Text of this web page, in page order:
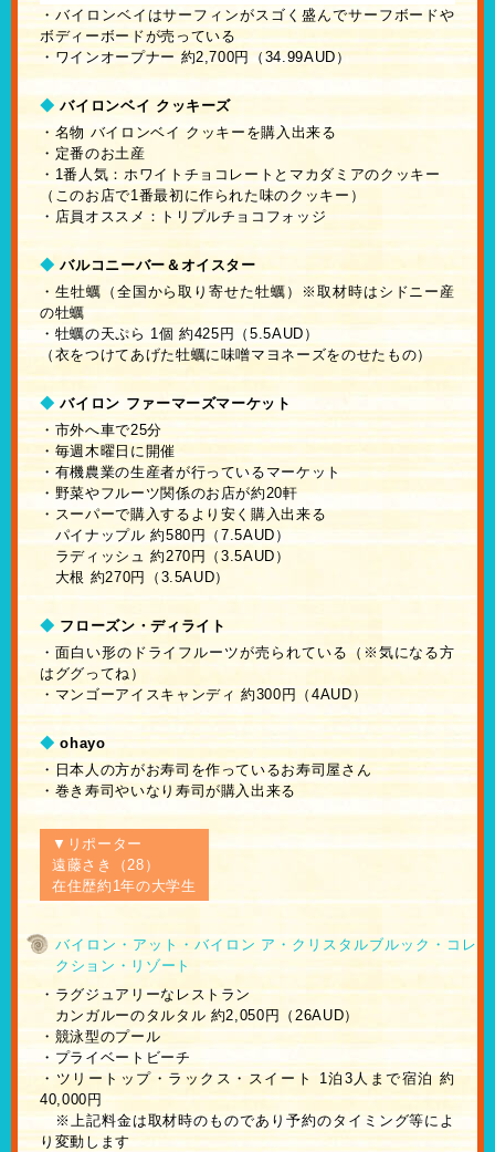
・バイロンベイはサーフィンがスゴく盛んでサーフボードや
ボディーボードが売っている
・ワインオープナー 約2,700円（34.99AUD）
◆ バイロンベイ クッキーズ
・名物 バイロンベイ クッキーを購入出来る
・定番のお土産
・1番人気：ホワイトチョコレートとマカダミアのクッキー
（このお店で1番最初に作られた味のクッキー）
・店員オススメ：トリプルチョコフォッジ
◆ バルコニーバー＆オイスター
・生牡蠣（全国から取り寄せた牡蠣）※取材時はシドニー産
の牡蠣
・牡蠣の天ぷら 1個 約425円（5.5AUD）
（衣をつけてあげた牡蠣に味噌マヨネーズをのせたもの）
◆ バイロン ファーマーズマーケット
・市外へ車で25分
・毎週木曜日に開催
・有機農業の生産者が行っているマーケット
・野菜やフルーツ関係のお店が約20軒
・スーパーで購入するより安く購入出来る
パイナップル 約580円（7.5AUD）
ラディッシュ 約270円（3.5AUD）
大根 約270円（3.5AUD）
◆ フローズン・ディライト
・面白い形のドライフルーツが売られている（※気になる方
はググってね）
・マンゴーアイスキャンディ 約300円（4AUD）
◆ ohayo
・日本人の方がお寿司を作っているお寿司屋さん
・巻き寿司やいなり寿司が購入出来る
▼リポーター
遠藤さき（28）
在住歴約1年の大学生
バイロン・アット・バイロン ア・クリスタルブルック・コレ
クション・リゾート
・ラグジュアリーなレストラン
カンガルーのタルタル 約2,050円（26AUD）
・競泳型のプール
・プライベートビーチ
・ツリートップ・ラックス・スイート 1泊3人まで宿泊 約
40,000円
※上記料金は取材時のものであり予約のタイミング等によ
り変動します